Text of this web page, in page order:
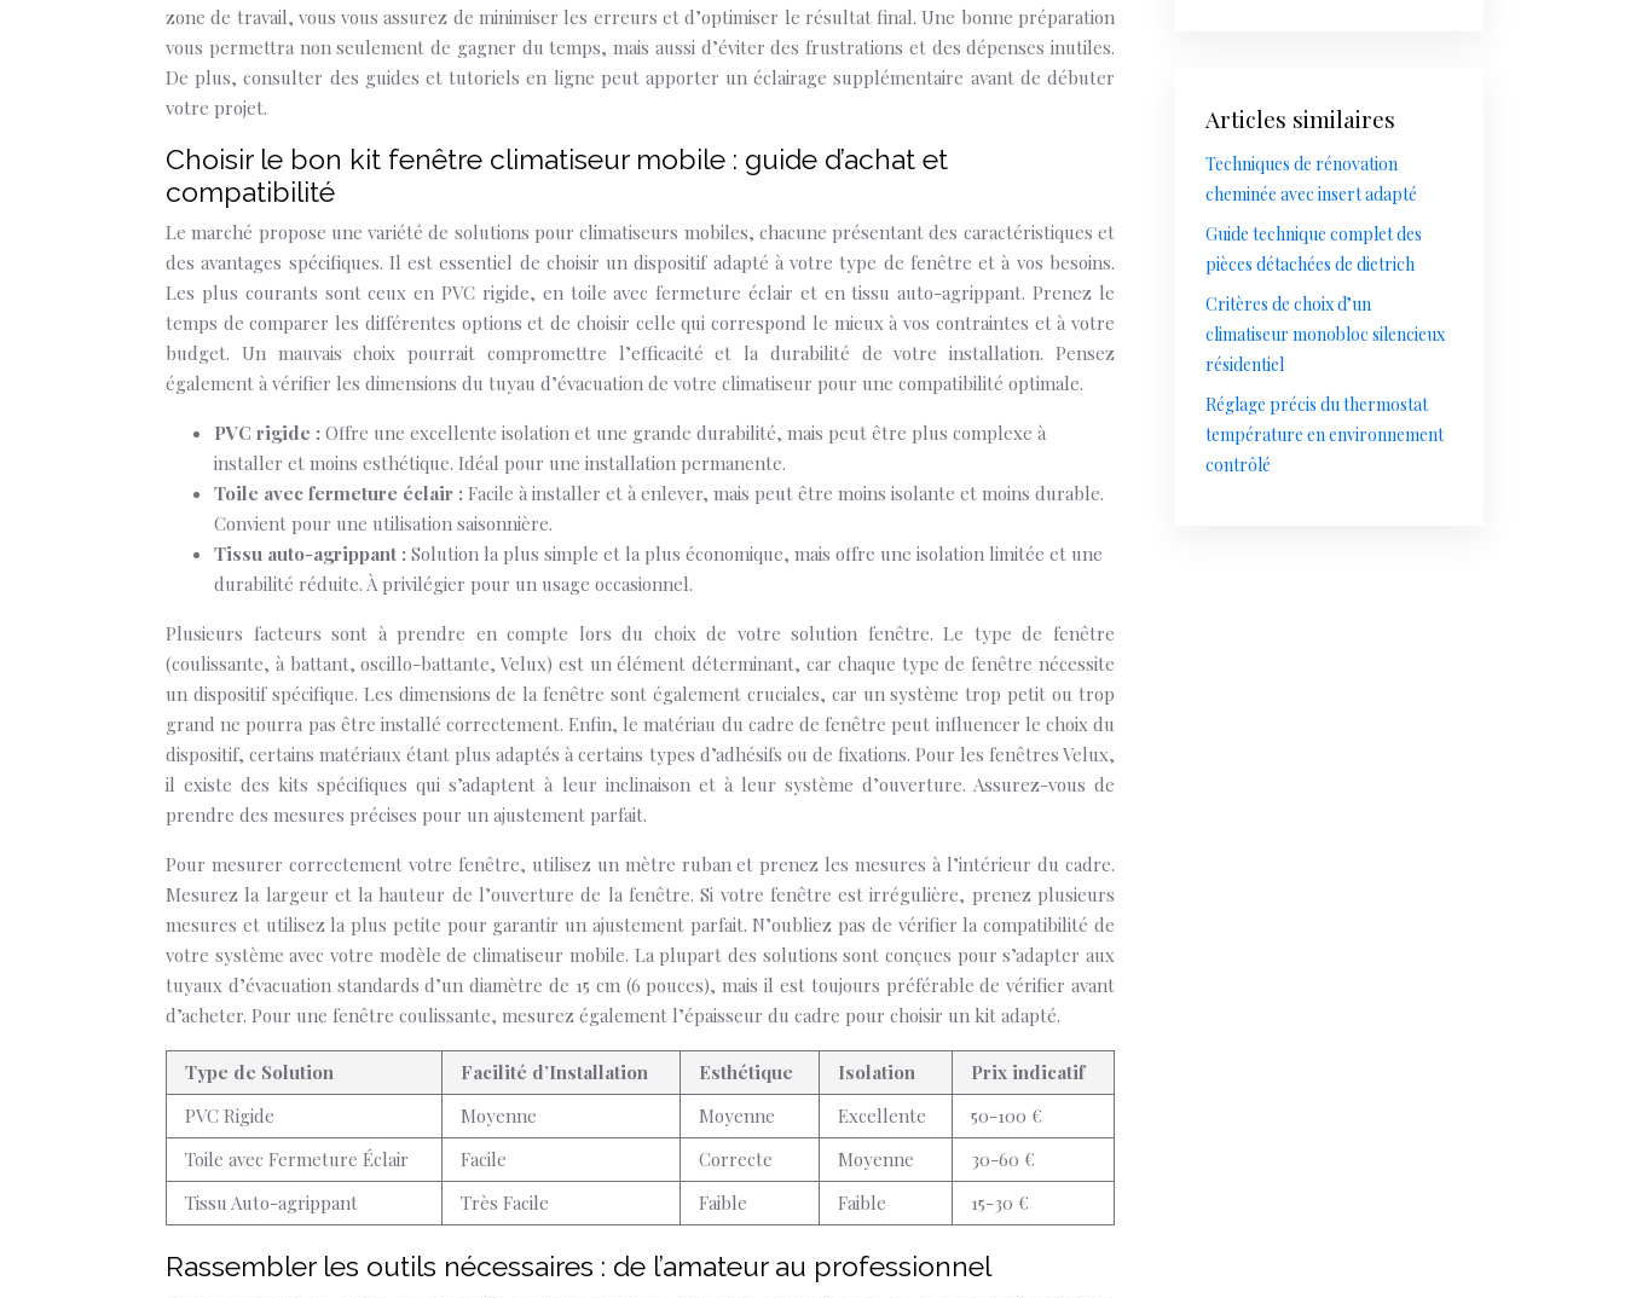
zone de travail, vous vous assurez de minimiser les erreurs et d’optimiser le résultat final. Une bonne préparation
vous permettra non seulement de gagner du temps, mais aussi d’éviter des frustrations et des dépenses inutiles.
De plus, consulter des guides et tutoriels en ligne peut apporter un éclairage supplémentaire avant de débuter
votre projet.
Choisir le bon kit fenêtre climatiseur mobile : guide d’achat et
compatibilité
Le marché propose une variété de solutions pour climatiseurs mobiles, chacune présentant des caractéristiques et
des avantages spécifiques. Il est essentiel de choisir un dispositif adapté à votre type de fenêtre et à vos besoins.
Les plus courants sont ceux en PVC rigide, en toile avec fermeture éclair et en tissu auto-agrippant. Prenez le
temps de comparer les différentes options et de choisir celle qui correspond le mieux à vos contraintes et à votre
budget. Un mauvais choix pourrait compromettre l’efficacité et la durabilité de votre installation. Pensez
également à vérifier les dimensions du tuyau d’évacuation de votre climatiseur pour une compatibilité optimale.
PVC rigide : Offre une excellente isolation et une grande durabilité, mais peut être plus complexe à
installer et moins esthétique. Idéal pour une installation permanente.
Toile avec fermeture éclair : Facile à installer et à enlever, mais peut être moins isolante et moins durable.
Convient pour une utilisation saisonnière.
Tissu auto-agrippant : Solution la plus simple et la plus économique, mais offre une isolation limitée et une
durabilité réduite. À privilégier pour un usage occasionnel.
Plusieurs facteurs sont à prendre en compte lors du choix de votre solution fenêtre. Le type de fenêtre
(coulissante, à battant, oscillo-battante, Velux) est un élément déterminant, car chaque type de fenêtre nécessite
un dispositif spécifique. Les dimensions de la fenêtre sont également cruciales, car un système trop petit ou trop
grand ne pourra pas être installé correctement. Enfin, le matériau du cadre de fenêtre peut influencer le choix du
dispositif, certains matériaux étant plus adaptés à certains types d’adhésifs ou de fixations. Pour les fenêtres Velux,
il existe des kits spécifiques qui s’adaptent à leur inclinaison et à leur système d’ouverture. Assurez-vous de
prendre des mesures précises pour un ajustement parfait.
Pour mesurer correctement votre fenêtre, utilisez un mètre ruban et prenez les mesures à l’intérieur du cadre.
Mesurez la largeur et la hauteur de l’ouverture de la fenêtre. Si votre fenêtre est irrégulière, prenez plusieurs
mesures et utilisez la plus petite pour garantir un ajustement parfait. N’oubliez pas de vérifier la compatibilité de
votre système avec votre modèle de climatiseur mobile. La plupart des solutions sont conçues pour s’adapter aux
tuyaux d’évacuation standards d’un diamètre de 15 cm (6 pouces), mais il est toujours préférable de vérifier avant
d’acheter. Pour une fenêtre coulissante, mesurez également l’épaisseur du cadre pour choisir un kit adapté.
Type de Solution Facilité d’Installation Esthétique Isolation
Prix indicatif
PVC Rigide
Moyenne Moyenne Excellente
50-100 €
Toile avec Fermeture Éclair
Facile Correcte Moyenne
30-60 €
Tissu Auto-agrippant
Très Facile Faible Faible 15-30 €
Rassembler les outils nécessaires : de l’amateur au professionnel
Articles similaires
Techniques de rénovation
cheminée avec insert adapté
Guide technique complet des
pièces détachées de dietrich
Critères de choix d’un
climatiseur monobloc silencieux
résidentiel
Réglage précis du thermostat
température en environnement
contrôlé